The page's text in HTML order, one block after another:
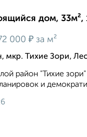
дом, 33м²,
000 ₽ за м²
мкр. Тихие Зори,
район "Тихие
и